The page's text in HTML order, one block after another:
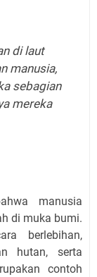
di laut
manusia,
sebagian
mereka
manusia
di muka bumi.
berlebihan,
hutan, serta
contoh